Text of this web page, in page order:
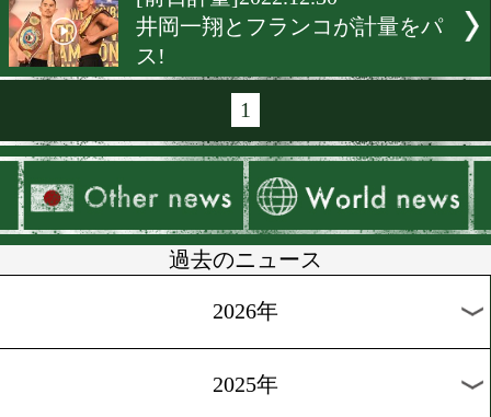
[世界戦前日計量]2023.1.5
[前日計量]2023.1.5
ド迫力のヘビー級戦に注目!
[前日計量]2023.1.5
明日の3150FIGHT! 何かが
[前日計量]2023.1.5